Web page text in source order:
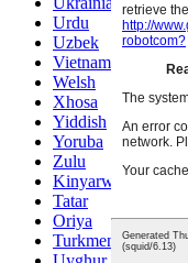
Urdu
Uzbek
Vietnamese
Welsh
Xhosa
Yiddish
Yoruba
Zulu
Kinyarwanda
Tatar
Oriya
Turkmen